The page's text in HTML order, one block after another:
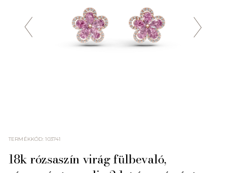
TERMÉKKÓD:103741
18k rózsaszín virág fülbevaló,